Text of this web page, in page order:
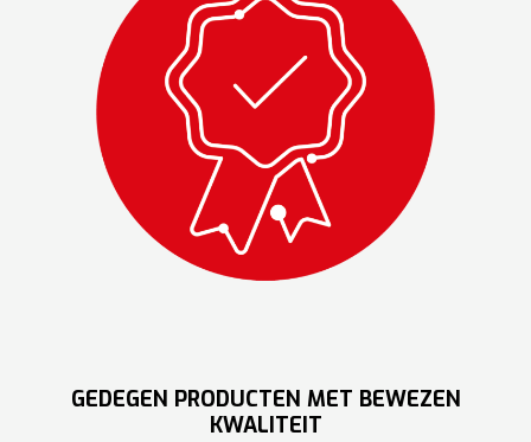
GEDEGEN PRODUCTEN MET BEWEZEN
KWALITEIT